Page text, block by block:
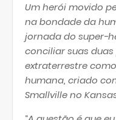
Um herói movido
na bondade da
jornada do super-
conciliar suas
extraterrestre
humana, criado
Smallville no